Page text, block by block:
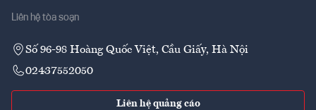
Liên hệ tòa soạn
Số 96-98 Hoàng Quốc Việt, Cầu Giấy, Hà Nội
02437552050
Liên hệ quảng cáo